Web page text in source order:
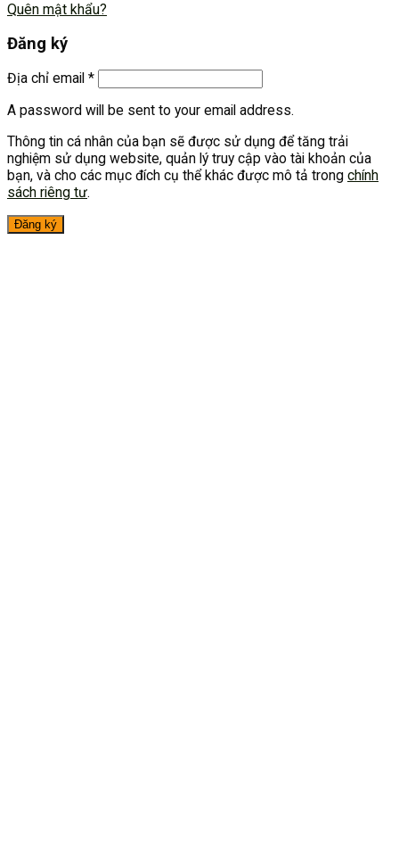
Quên mật khẩu?
Đăng ký
Địa chỉ email *
A password will be sent to your email address.
Thông tin cá nhân của bạn sẽ được sử dụng để tăng trải
nghiệm sử dụng website, quản lý truy cập vào tài khoản của
bạn, và cho các mục đích cụ thể khác được mô tả trong chính
sách riêng tư.
Đăng ký